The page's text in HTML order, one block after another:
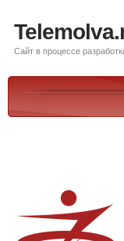
Сайт в процессе